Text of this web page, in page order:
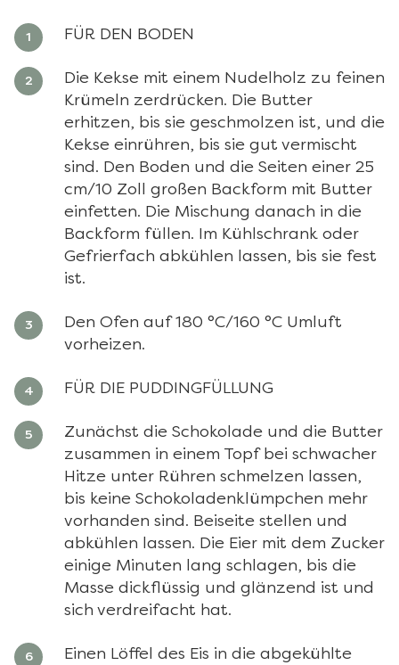
FÜR DEN BODEN
Die Kekse mit einem Nudelholz zu feinen
Krümeln zerdrücken. Die Butter
erhitzen, bis sie geschmolzen ist, und die
Kekse einrühren, bis sie gut vermischt
sind. Den Boden und die Seiten einer 25
cm/10 Zoll großen Backform mit Butter
einfetten. Die Mischung danach in die
Backform füllen. Im Kühlschrank oder
Gefrierfach abkühlen lassen, bis sie fest
ist.
Den Ofen auf 180 °C/160 °C Umluft
vorheizen.
FÜR DIE PUDDINGFÜLLUNG
Zunächst die Schokolade und die Butter
zusammen in einem Topf bei schwacher
Hitze unter Rühren schmelzen lassen,
bis keine Schokoladenklümpchen mehr
vorhanden sind. Beiseite stellen und
abkühlen lassen. Die Eier mit dem Zucker
einige Minuten lang schlagen, bis die
Masse dickflüssig und glänzend ist und
sich verdreifacht hat.
Einen Löffel des Eis in die abgekühlte